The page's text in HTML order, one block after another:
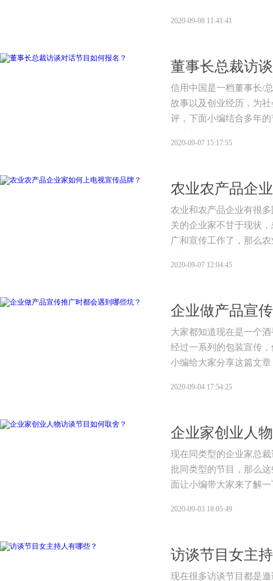
2020-09-08 11:41:41
董事长总裁访
信用中国​是一档董事长/
故事以及创业经历，为
评，下面小编结合多年
2020-09-07 15:17:55
农业农产品企
农业和农产品企业有很
关的企业家不甘于现状
广和宣传工作了，那么
2020-09-07 12:04:45
企业做产品宣
大家都知道现在是一个
经过一系列的包装宣传
小编给大家分享这篇文
2020-09-04 17:54:25
企业家创业人
现在同类型的企业家总
批同类型的节目，那么
面让小编带大家来了解
2020-09-03 18:05:49
访谈节目女主
现在很多访谈节目都是